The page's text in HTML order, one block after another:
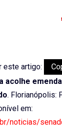
este artigo:
acolhe
. Florianópolis:
em:
noticias/